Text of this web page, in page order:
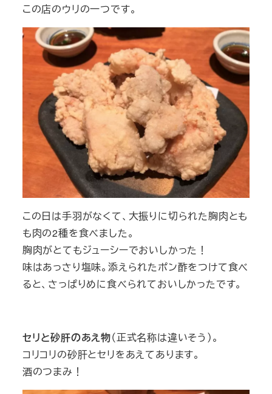
この店のウリの一つです。
この日は手羽がなくて、大振りに切られた胸肉とも
も肉の2種を食べました。
胸肉がとてもジューシーでおいしかった！
味はあっさり塩味。添えられたポン酢をつけて食べ
ると、さっぱりめに食べられておいしかったです。
セリと砂肝のあえ物（正式名称は違いそう）。
コリコリの砂肝とセリをあえてあります。
酒のつまみ！